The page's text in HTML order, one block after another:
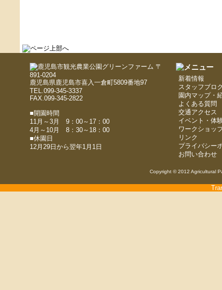
〒
891-0204
鹿児島県鹿児島市喜入一倉町5809番地97
TEL.099-345-3337
FAX.099-345-2822
■開園時間
11月～3月 9：00～17：00
4月～10月 8：30～18：00
■休園日
12月29日から翌年1月1日
新着情報
スタッフブロ
園内マップ・
よくある質問
交通アクセス
イベント・体
ワークショッ
リンク
プライバシー
お問い合わせ
Copyright © 2012 Agricultural